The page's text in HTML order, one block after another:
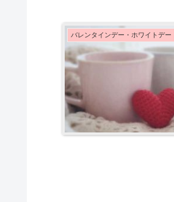
バレンタインデー・ホワイトデー